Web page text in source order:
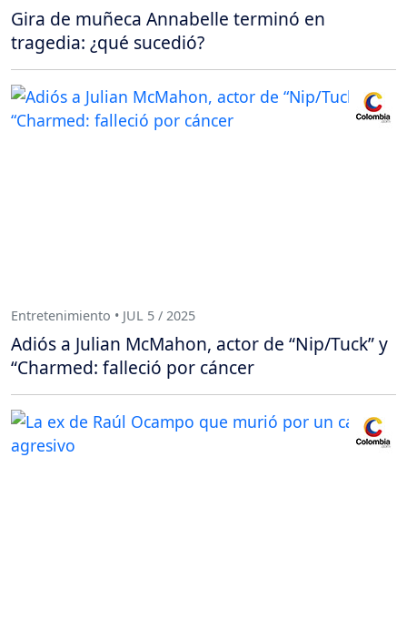
Gira de muñeca Annabelle terminó en
tragedia: ¿qué sucedió?
Entretenimiento • JUL 5 / 2025
Adiós a Julian McMahon, actor de “Nip/Tuck” y
“Charmed: falleció por cáncer